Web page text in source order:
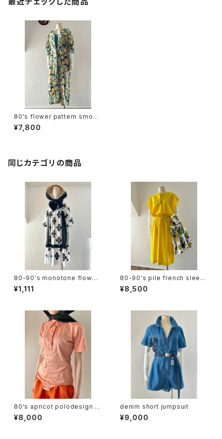
80's flower pattern smock
dress
¥7,800
同じカテゴリの商品
80-90's monotone flower
design dress
¥1,111
80-90's pile french sleev
e dress
¥8,500
80's apricot polodesign S/
S bodysuit
¥8,000
denim short jumpsuit
¥9,000